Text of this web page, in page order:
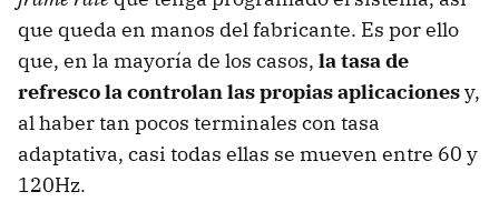
que queda en manos del fabricante. Es por ello
que, en la mayoría de los casos, la tasa de
refresco la controlan las propias aplicacionesy,
al haber tan pocos terminales con tasa
adaptativa, casi todas ellas se mueven entre 60 y
120Hz.